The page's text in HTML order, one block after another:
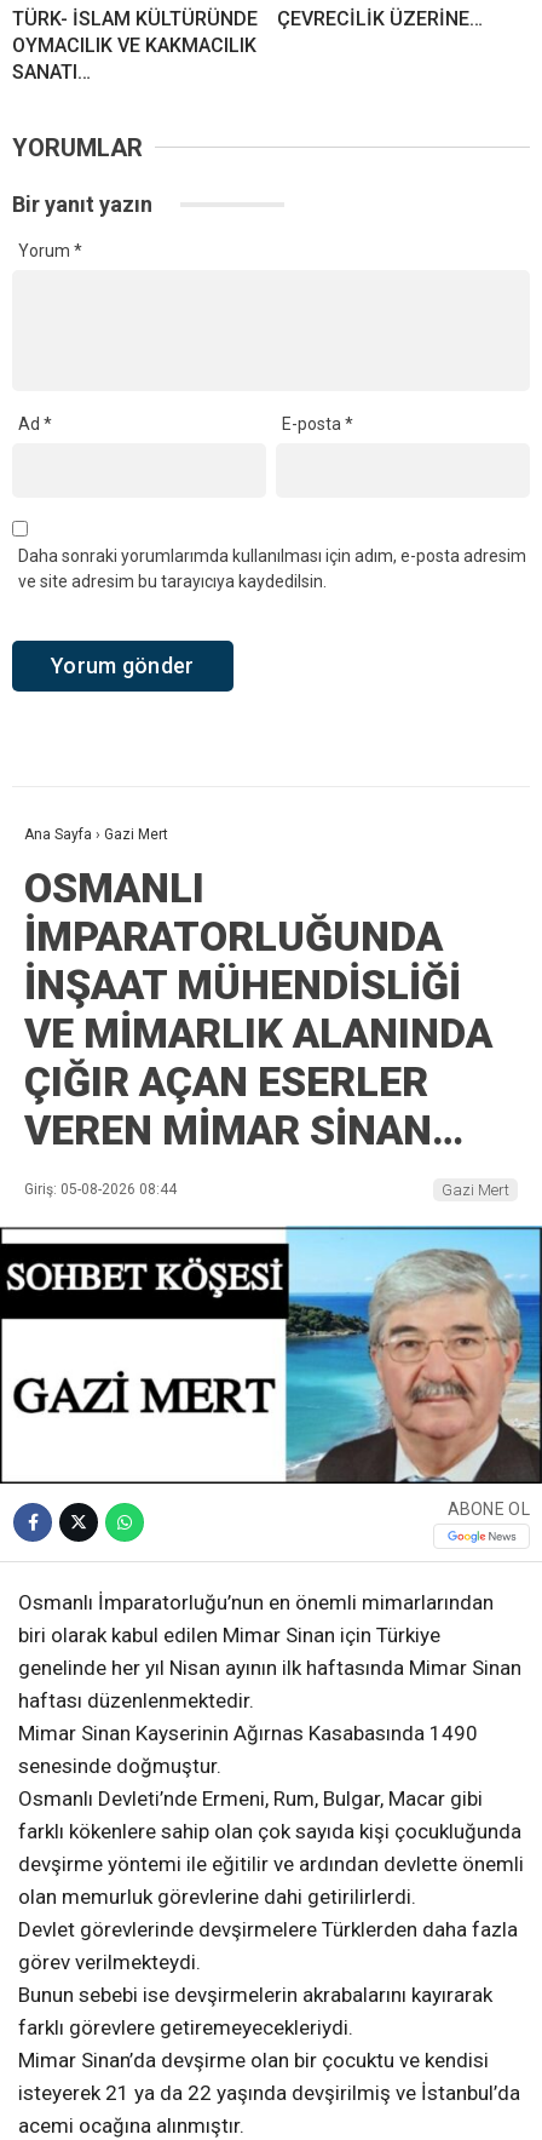
TÜRK- İSLAM KÜLTÜRÜNDE
OYMACILIK VE KAKMACILIK
SANATI…
ÇEVRECİLİK ÜZERİNE…
YORUMLAR
Bir yanıt yazın
Yorum *
Ad * E-posta*
Daha sonraki yorumlarımda kullanılması için adım, e-posta adresim
ve site adresim bu tarayıcıya kaydedilsin.
Ana Sayfa › Gazi Mert
OSMANLI
İMPARATORLUĞUNDA
İNŞAAT MÜHENDİSLİĞİ
VE MİMARLIK ALANINDA
ÇIĞIR AÇAN ESERLER
VEREN MİMAR SİNAN…
Giriş: 05-08-2026 08:44 Gazi Mert
ABONE OL
Osmanlı İmparatorluğu’nun en önemli mimarlarından
biri olarak kabul edilen Mimar Sinan için Türkiye
genelinde her yıl Nisan ayının ilk haftasında Mimar Sinan
haftası düzenlenmektedir.
Mimar Sinan Kayserinin Ağırnas Kasabasında 1490
senesinde doğmuştur.
Osmanlı Devleti’nde Ermeni, Rum, Bulgar, Macar gibi
farklı kökenlere sahip olan çok sayıda kişi çocukluğunda
devşirme yöntemi ile eğitilir ve ardından devlette önemli
olan memurluk görevlerine dahi getirilirlerdi.
Devlet görevlerinde devşirmelere Türklerden daha fazla
görev verilmekteydi.
Bunun sebebi ise devşirmelerin akrabalarını kayırarak
farklı görevlere getiremeyecekleriydi.
Mimar Sinan’da devşirme olan bir çocuktu ve kendisi
isteyerek 21 ya da 22 yaşında devşirilmiş ve İstanbul’da
acemi ocağına alınmıştır.